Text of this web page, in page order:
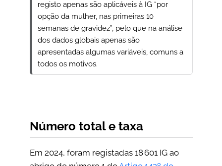
registo apenas são aplicáveis à IG “por
opção da mulher, nas primeiras 10
semanas de gravidez”, pelo que na análise
dos dados globais apenas são
apresentadas algumas variáveis, comuns a
todos os motivos.
Número total e taxa
Em 2024, foram registadas 18 601 IG ao